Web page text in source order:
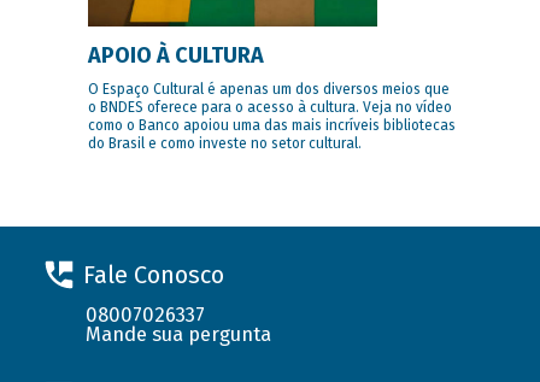
APOIO À CULTURA
O Espaço Cultural é apenas um dos diversos meios que
o BNDES oferece para o acesso à cultura. Veja no vídeo
como o Banco apoiou uma das mais incríveis bibliotecas
do Brasil e como investe no setor cultural.
Fale Conosco
08007026337
Mande sua pergunta